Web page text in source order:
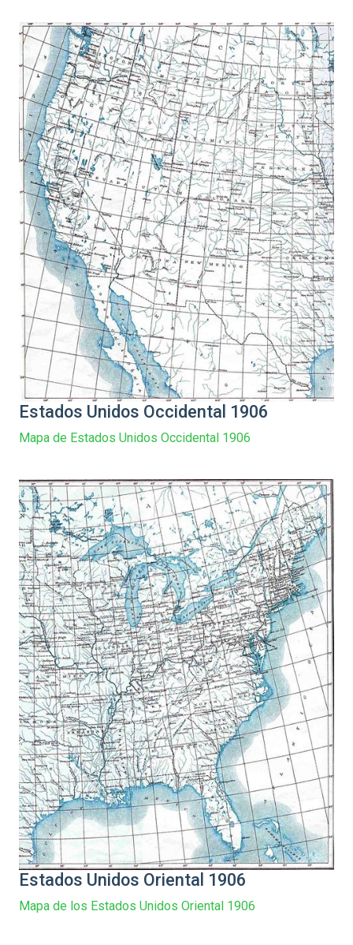
Estados Unidos Occidental 1906
Mapa de Estados Unidos Occidental 1906
Estados Unidos Oriental 1906
Mapa de los Estados Unidos Oriental 1906